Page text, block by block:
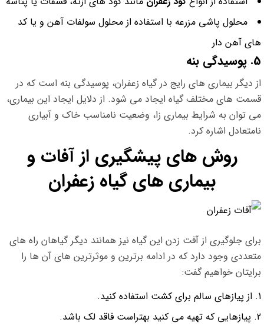
محلول پاشی مزرعه با استفاده از محلول سولفات آهن و یا کد
های آهن دار
5. پوسیدگی بنه
از دیگر بیماری های رایج در گیاه زعفران، پوسیدگی بنه است که در
قسمت های مختلف گیاه ایجاد می شود. از دلایل ایجاد این بیماری،
می توان به شرایط بیماری زا، وضعیت نامناسب خاک و آبیاری
نامتعادل اشاره کرد.
روش های پیشگیری از آفات و
بیماری های گیاه زعفران
برای جلوگیری از آفت زدن این گیاه نیز همانند دیگر گیاهان راه های
متعددی وجود دارد که در ادامه برترین و موثرترین های آن ها را
برایتان خواهیم گفت:
از پیازهای سالم برای کشت استفاده کنید.
پیازهایی که تهیه می کنید بهتراست فاقد لک باشد.